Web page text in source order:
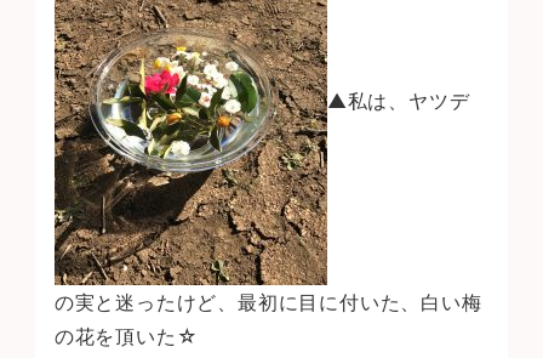
▲私は、ヤツデ
の実と迷ったけど、最初に目に付いた、白い梅
の花を頂いた☆